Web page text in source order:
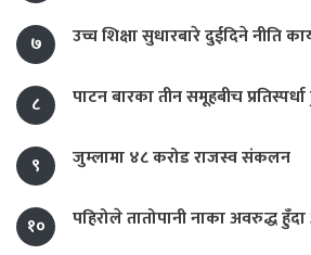
७ उच्च शिक्षा सुधारबारे दुईदिने नीति
८ पाटन बारका तीन समूहबीच
९ जुम्लामा ४८ करोड राजस्व संकलन
१० पहिरोले तातोपानी नाका अवरुद्ध